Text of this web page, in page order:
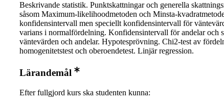
Beskrivande statistik. Punktskattningar och generella
såsom Maximum-likelihoodmetoden och Minsta-
konfidensintervall men speciellt konfidensintervall för
varians i normalfördelning. Konfidensintervall för andelar och
väntevärden och andelar. Hypotesprövning. Chi2-test av
homogenitetstest och oberoendetest. Linjär regression.
Lärandemål
Efter fullgjord kurs ska studenten kunna: